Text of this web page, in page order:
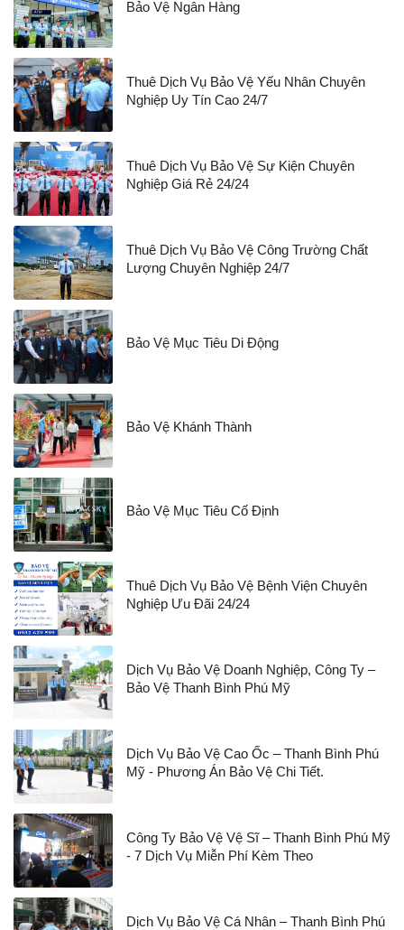
Bảo Vệ Ngân Hàng
Thuê Dịch Vụ Bảo Vệ Yếu Nhân Chuyên
Nghiệp Uy Tín Cao 24/7
Thuê Dịch Vụ Bảo Vệ Sự Kiện Chuyên
Nghiệp Giá Rẻ 24/24
Thuê Dịch Vụ Bảo Vệ Công Trường Chất
Lượng Chuyên Nghiệp 24/7
Bảo Vệ Mục Tiêu Di Động
Bảo Vệ Khánh Thành
Bảo Vệ Mục Tiêu Cố Định
Thuê Dịch Vụ Bảo Vệ Bệnh Viện Chuyên
Nghiệp Ưu Đãi 24/24
Dịch Vụ Bảo Vệ Doanh Nghiệp, Công Ty –
Bảo Vệ Thanh Bình Phú Mỹ
Dịch Vụ Bảo Vệ Cao Ốc – Thanh Bình Phú
Mỹ - Phương Án Bảo Vệ Chi Tiết.
Công Ty Bảo Vệ Vệ Sĩ – Thanh Bình Phú Mỹ
- 7 Dịch Vụ Miễn Phí Kèm Theo
Dịch Vụ Bảo Vệ Cá Nhân – Thanh Bình Phú